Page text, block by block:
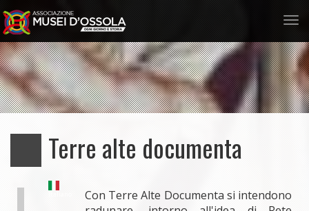
Salta
al
contenuto
principale
Terre alte documenta
Con Terre Alte Documenta si intendono